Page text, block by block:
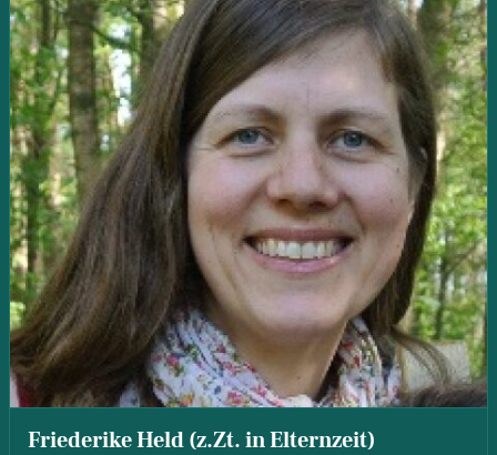
Friederike Held (z.Zt. in Elternzeit)